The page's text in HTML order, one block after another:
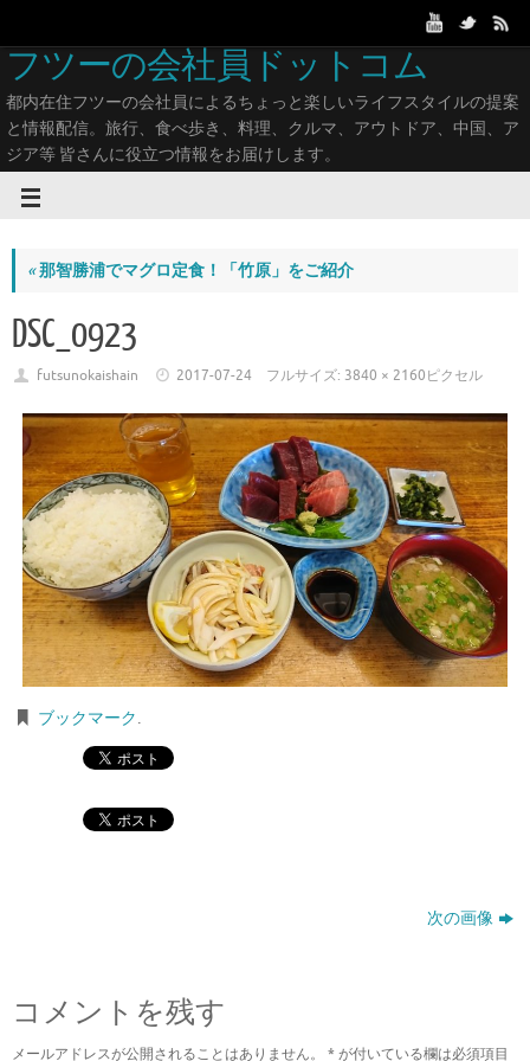
フツーの会社員ドットコム
都内在住フツーの会社員によるちょっと楽しいライフスタイルの提案
と情報配信。旅行、食べ歩き、料理、クルマ、アウトドア、中国、ア
ジア等 皆さんに役立つ情報をお届けします。
«那智勝浦でマグロ定食！「竹原」をご紹介
DSC_0923
futsunokaishain 2017-07-24 フルサイズ: 3840 × 2160ピクセル
ブックマーク.
次の画像
コメントを残す
メールアドレスが公開されることはありません。 *が付いている欄は必須項目